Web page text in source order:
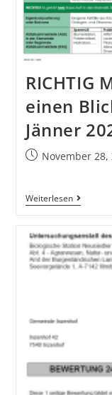
RICHTIG
einen
Jänner
November 28,
Weiterlesen